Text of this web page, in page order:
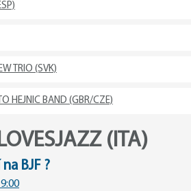
TRIO (SVK)
HEJNIC BAND (GBR/CZE)
(ITA)
BJF ?